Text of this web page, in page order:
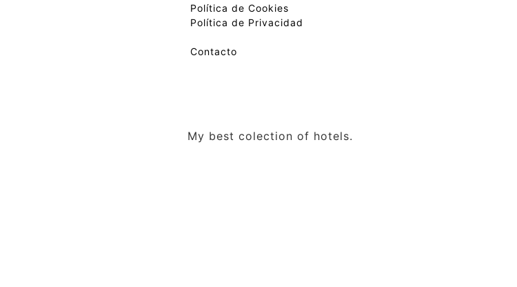
Política de Cookies
Política de Privacidad
Contacto
My best colection of hotels.